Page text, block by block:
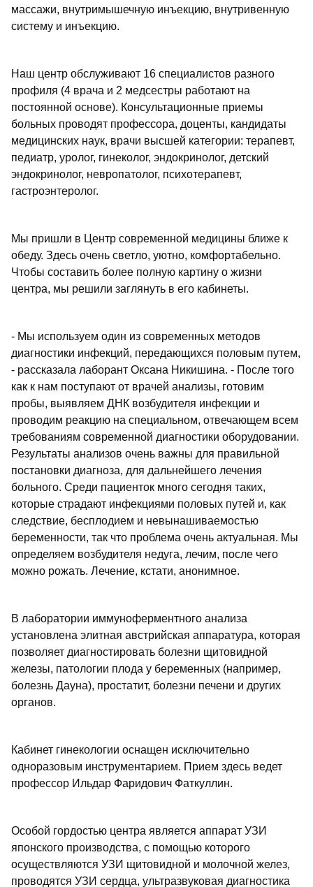
массажи, внутримышечную инъекцию, внутривенную
систему и инъекцию.
Наш центр обслуживают 16 специалистов разного
профиля (4 врача и 2 медсестры работают на
постоянной основе). Консультационные приемы
больных проводят профессора, доценты, кандидаты
медицинских наук, врачи высшей категории: терапевт,
педиатр, уролог, гинеколог, эндокринолог, детский
эндокринолог, невропатолог, психотерапевт,
гастроэнтеролог.
Мы пришли в Центр современной медицины ближе к
обеду. Здесь очень светло, уютно, комфортабельно.
Чтобы составить более полную картину о жизни
центра, мы решили заглянуть в его кабинеты.
- Мы используем один из современных методов
диагностики инфекций, передающихся половым путем,
- рассказала лаборант Оксана Никишина. - После того
как к нам поступают от врачей анализы, готовим
пробы, выявляем ДНК возбудителя инфекции и
проводим реакцию на специальном, отвечающем всем
требованиям современной диагностики оборудовании.
Результаты анализов очень важны для правильной
постановки диагноза, для дальнейшего лечения
больного. Среди пациенток много сегодня таких,
которые страдают инфекциями половых путей и, как
следствие, бесплодием и невынашиваемостью
беременности, так что проблема очень актуальная. Мы
определяем возбудителя недуга, лечим, после чего
можно рожать. Лечение, кстати, анонимное.
В лаборатории иммуноферментного анализа
установлена элитная австрийская аппаратура, которая
позволяет диагностировать болезни щитовидной
железы, патологии плода у беременных (например,
болезнь Дауна), простатит, болезни печени и других
органов.
Кабинет гинекологии оснащен исключительно
одноразовым инструментарием. Прием здесь ведет
профессор Ильдар Фаридович Фаткуллин.
Особой гордостью центра является аппарат УЗИ
японского производства, с помощью которого
осуществляются УЗИ щитовидной и молочной желез,
проводятся УЗИ сердца, ультразвуковая диагностика